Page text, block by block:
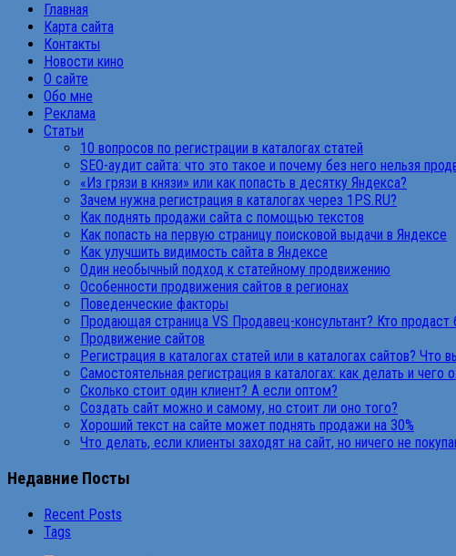
Главная
Карта сайта
Контакты
Новости кино
О сайте
Обо мне
Реклама
Статьи
10 вопросов по регистрации в каталогах статей
SEO-аудит сайта: что это такое и почему без него нельзя
«Из грязи в князи» или как попасть в десятку Яндекса?
Зачем нужна регистрация в каталогах через 1PS.RU?
Как поднять продажи сайта с помощью текстов
Как попасть на первую страницу поисковой выдачи в Яндексе
Как улучшить видимость сайта в Яндексе
Один необычный подход к статейному продвижению
Особенности продвижения сайтов в регионах
Поведенческие факторы
Продающая страница VS Продавец-консультант? Кто продаст
Продвижение сайтов
Регистрация в каталогах статей или в каталогах сайтов? Что
Самостоятельная регистрация в каталогах: как делать и чего
Сколько стоит один клиент? А если оптом?
Создать сайт можно и самому, но стоит ли оно того?
Хороший текст на сайте может поднять продажи на 30%
Что делать, если клиенты заходят на сайт, но ничего не
Недавние Посты
Recent Posts
Tags